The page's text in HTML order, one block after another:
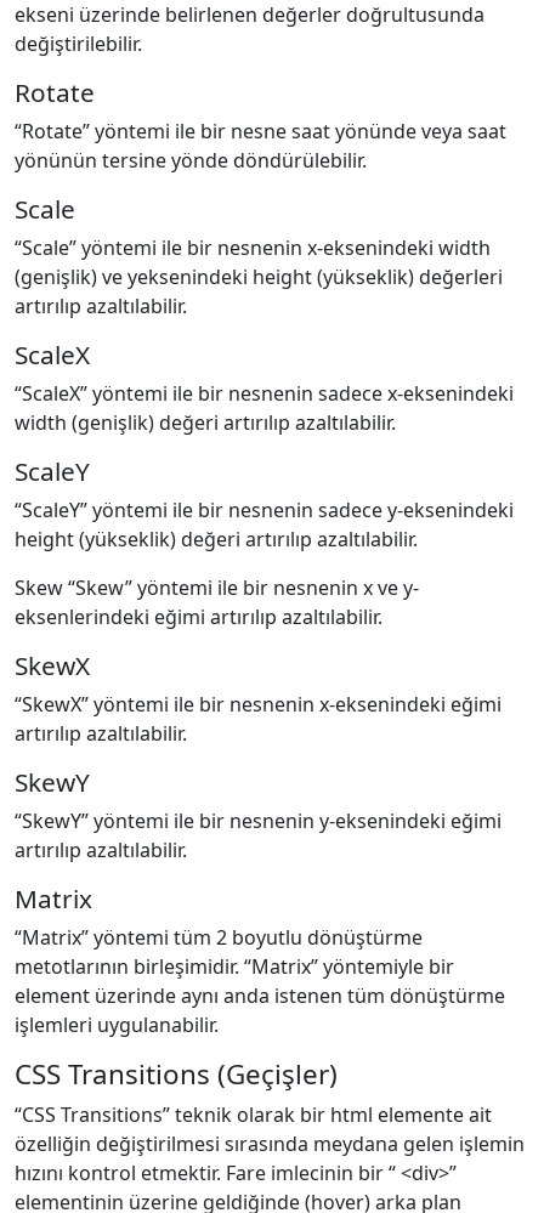
ekseni üzerinde belirlenen değerler doğrultusunda
değiştirilebilir.
Rotate
“Rotate” yöntemi ile bir nesne saat yönünde veya saat
yönünün tersine yönde döndürülebilir.
Scale
“Scale” yöntemi ile bir nesnenin x-eksenindeki width
(genişlik) ve yeksenindeki height (yükseklik) değerleri
artırılıp azaltılabilir.
ScaleX
“ScaleX” yöntemi ile bir nesnenin sadece x-eksenindeki
width (genişlik) değeri artırılıp azaltılabilir.
ScaleY
“ScaleY” yöntemi ile bir nesnenin sadece y-eksenindeki
height (yükseklik) değeri artırılıp azaltılabilir.
Skew “Skew” yöntemi ile bir nesnenin x ve y-
eksenlerindeki eğimi artırılıp azaltılabilir.
SkewX
“SkewX” yöntemi ile bir nesnenin x-eksenindeki eğimi
artırılıp azaltılabilir.
SkewY
“SkewY” yöntemi ile bir nesnenin y-eksenindeki eğimi
artırılıp azaltılabilir.
Matrix
“Matrix” yöntemi tüm 2 boyutlu dönüştürme
metotlarının birleşimidir. “Matrix” yöntemiyle bir
element üzerinde aynı anda istenen tüm dönüştürme
işlemleri uygulanabilir.
CSS Transitions (Geçişler)
“CSS Transitions” teknik olarak bir html elemente ait
özelliğin değiştirilmesi sırasında meydana gelen işlemin
hızını kontrol etmektir. Fare imlecinin bir “ <div>”
elementinin üzerine geldiğinde (hover) arka plan